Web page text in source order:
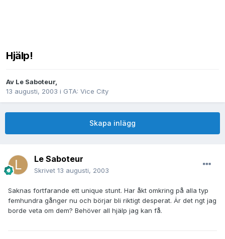
Hjälp!
Av Le Saboteur,
13 augusti, 2003 i GTA: Vice City
Skapa inlägg
Le Saboteur
Skrivet 13 augusti, 2003
Saknas fortfarande ett unique stunt. Har åkt omkring på alla typ
femhundra gånger nu och börjar bli riktigt desperat. Är det ngt jag
borde veta om dem? Behöver all hjälp jag kan få.